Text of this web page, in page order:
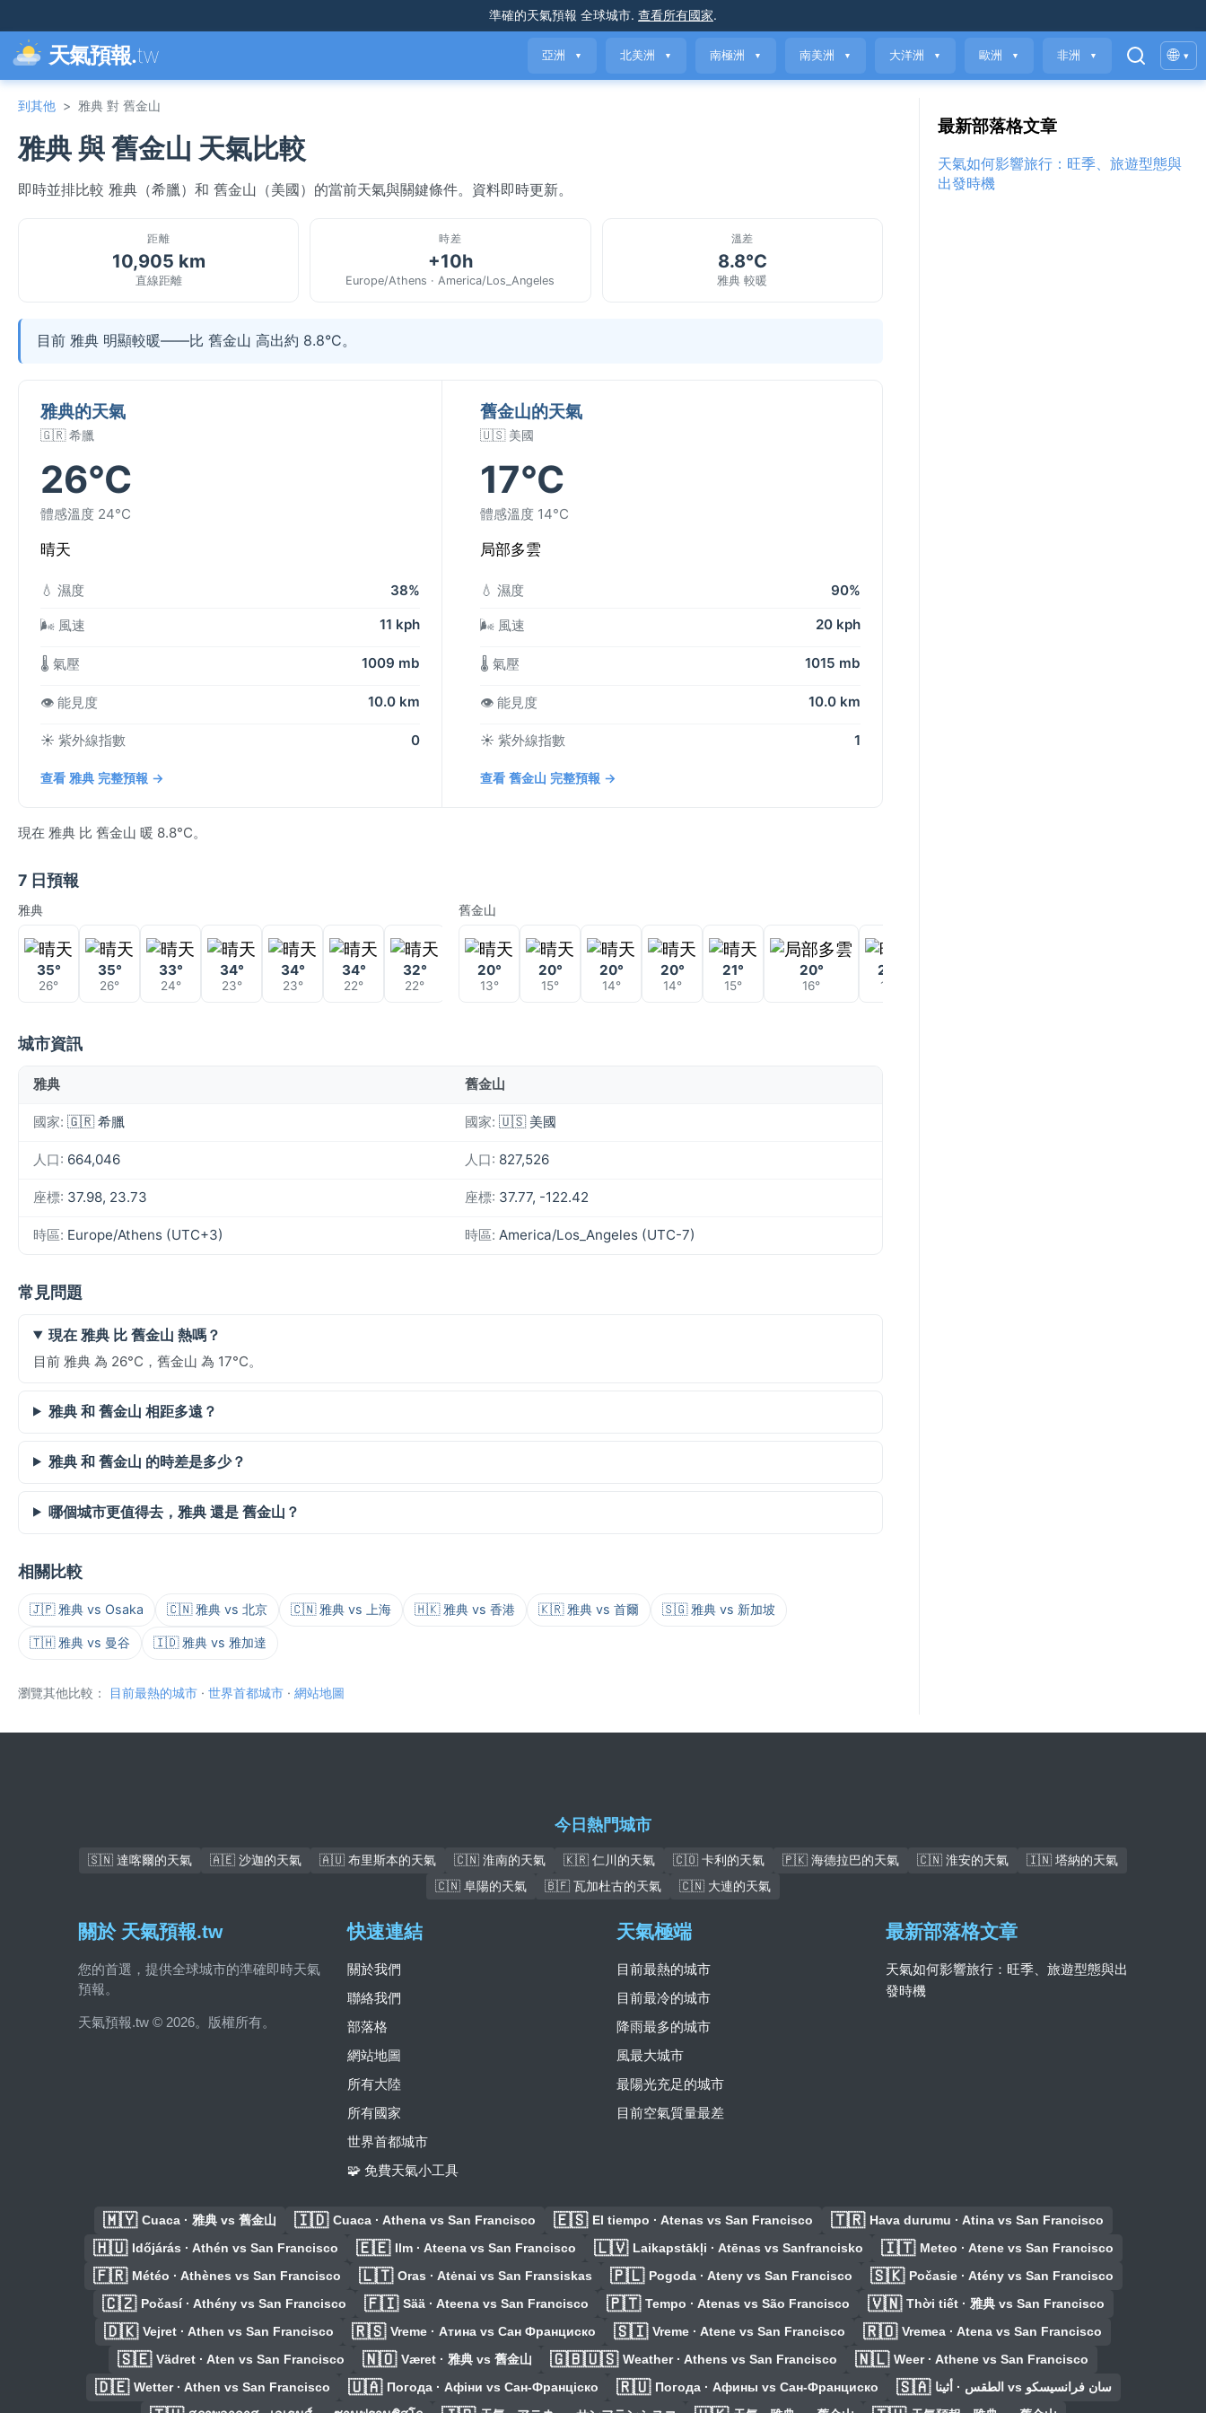
準確的天氣預報 全球城市. 查看所有國家.
天氣預報.tw 亞洲 ▼ 北美洲 ▼ 南極洲 ▼ 南美洲 ▼ 大洋洲 ▼ 歐洲 ▼ 非洲 ▼ 🌐 ▾
到其他 > 雅典 對 舊金山
雅典 與 舊金山 天氣比較
即時並排比較 雅典（希臘）和 舊金山（美國）的當前天氣與關鍵條件。資料即時更新。
距離
10,905 km
直線距離
時差
+10h
Europe/Athens · America/Los_Angeles
溫差
8.8°C
雅典 較暖
目前 雅典 明顯較暖——比 舊金山 高出約 8.8°C。
雅典的天氣
🇬🇷 希臘
26°C
體感溫度 24°C
晴天
💧 濕度 38%
🌬️ 風速 11 kph
🌡️ 氣壓 1009 mb
👁️ 能見度 10.0 km
☀️ 紫外線指數 0
查看 雅典 完整預報 →
舊金山的天氣
🇺🇸 美國
17°C
體感溫度 14°C
局部多雲
💧 濕度 90%
🌬️ 風速 20 kph
🌡️ 氣壓 1015 mb
👁️ 能見度 10.0 km
☀️ 紫外線指數 1
查看 舊金山 完整預報 →
現在 雅典 比 舊金山 暖 8.8°C。
7 日預報
雅典
35°
26°
35°
26°
33°
24°
34°
23°
34°
23°
34°
22°
32°
22°
舊金山
20°
13°
20°
15°
20°
14°
20°
14°
21°
15°
20°
16°
20°
16°
城市資訊
雅典 舊金山
國家: 🇬🇷 希臘 國家: 🇺🇸 美國
人口: 664,046 人口: 827,526
座標: 37.98, 23.73 座標: 37.77, -122.42
時區: Europe/Athens (UTC+3) 時區: America/Los_Angeles (UTC-7)
常見問題
現在 雅典 比 舊金山 熱嗎？
目前 雅典 為 26°C，舊金山 為 17°C。
雅典 和 舊金山 相距多遠？
雅典 和 舊金山 的時差是多少？
哪個城市更值得去，雅典 還是 舊金山？
相關比較
🇯🇵 雅典 vs Osaka 🇨🇳 雅典 vs 北京 🇨🇳 雅典 vs 上海 🇭🇰 雅典 vs 香港 🇰🇷 雅典 vs 首爾 🇸🇬 雅典 vs 新加坡
🇹🇭 雅典 vs 曼谷 🇮🇩 雅典 vs 雅加達
瀏覽其他比較： 目前最熱的城市 · 世界首都城市 · 網站地圖
最新部落格文章
天氣如何影響旅行：旺季、旅遊型態與
出發時機
今日熱門城市
🇸🇳 達喀爾的天氣 🇦🇪 沙迦的天氣 🇦🇺 布里斯本的天氣 🇨🇳 淮南的天氣 🇰🇷 仁川的天氣 🇨🇴 卡利的天氣 🇵🇰 海德拉巴的天氣 🇨🇳 淮安的天氣
🇮🇳 塔納的天氣
🇨🇳 阜陽的天氣
🇧🇫 瓦加杜古的天氣 🇨🇳 大連的天氣
關於 天氣預報.tw
您的首選，提供全球城市的準確即時天氣
預報。
天氣預報.tw © 2026。版權所有。
快速連結
關於我們
聯絡我們
部落格
網站地圖
所有大陸
所有國家
世界首都城市
🧩 免費天氣小工具
天氣極端
目前最熱的城市
目前最冷的城市
降雨最多的城市
風最大城市
最陽光充足的城市
目前空氣質量最差
最新部落格文章
天氣如何影響旅行：旺季、旅遊型態與出
發時機
🇲🇾 Cuaca · 雅典 vs 舊金山 🇮🇩 Cuaca · Athena vs San Francisco 🇪🇸 El tiempo · Atenas vs San Francisco 🇹🇷 Hava durumu · Atina vs San Francisco
🇭🇺 Időjárás · Athén vs San Francisco 🇪🇪 Ilm · Ateena vs San Francisco 🇱🇻 Laikapstākļi · Atēnas vs Sanfrancisko 🇮🇹 Meteo · Atene vs San Francisco
🇫🇷 Météo · Athènes vs San Francisco 🇱🇹 Oras · Atėnai vs San Fransiskas 🇵🇱 Pogoda · Ateny vs San Francisco 🇸🇰 Počasie · Atény vs San Francisco
🇨🇿 Počasí · Athény vs San Francisco 🇫🇮 Sää · Ateena vs San Francisco 🇵🇹 Tempo · Atenas vs São Francisco 🇻🇳 Thời tiết · 雅典 vs San Francisco
🇩🇰 Vejret · Athen vs San Francisco 🇷🇸 Vreme · Атина vs Сан Франциско 🇸🇮 Vreme · Atene vs San Francisco 🇷🇴 Vremea · Atena vs San Francisco
🇸🇪 Vädret · Aten vs San Francisco 🇳🇴 Været · 雅典 vs 舊金山 🇬🇧🇺🇸 Weather · Athens vs San Francisco 🇳🇱 Weer · Athene vs San Francisco
🇩🇪 Wetter · Athen vs San Francisco 🇺🇦 Погода · Афіни vs Сан-Франціско 🇷🇺 Погода · Афины vs Сан-Франциско 🇸🇦 الطقس · أثينا vs سان فرانسيسكو